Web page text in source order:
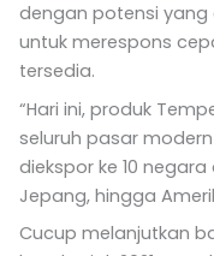
dengan potensi
untuk merespons
tersedia.
“Hari ini, produk
seluruh pasar
diekspor ke 10
Jepang, hingga
Cucup melanjutkan